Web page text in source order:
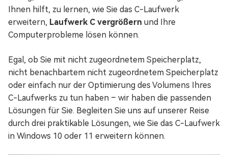
Ihnen hilft, zu lernen, wie Sie das C-Laufwerk
erweitern, Laufwerk C vergrößern und Ihre
Computerprobleme lösen können.
Egal, ob Sie mit nicht zugeordnetem Speicherplatz,
nicht benachbartem nicht zugeordnetem Speicherplatz
oder einfach nur der Optimierung des Volumens Ihres
C-Laufwerks zu tun haben – wir haben die passenden
Lösungen für Sie. Begleiten Sie uns auf unserer Reise
durch drei praktikable Lösungen, wie Sie das C-Laufwerk
in Windows 10 oder 11 erweitern können.